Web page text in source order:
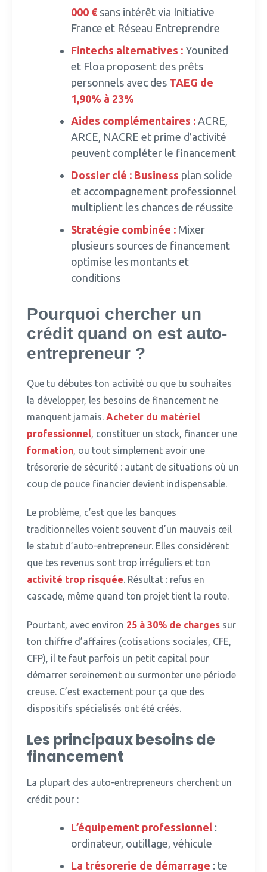
000 € sans intérêt via Initiative
France et Réseau Entreprendre
Fintechs alternatives : Younited
et Floa proposent des prêts
personnels avec des TAEG de
1,90% à 23%
Aides complémentaires : ACRE,
ARCE, NACRE et prime d’activité
peuvent compléter le financement
Dossier clé : Business plan solide
et accompagnement professionnel
multiplient les chances de réussite
Stratégie combinée : Mixer
plusieurs sources de financement
optimise les montants et
conditions
Pourquoi chercher un
crédit quand on est auto-
entrepreneur ?
Que tu débutes ton activité ou que tu souhaites
la développer, les besoins de financement ne
manquent jamais. Acheter du matériel
professionnel, constituer un stock, financer une
formation, ou tout simplement avoir une
trésorerie de sécurité : autant de situations où un
coup de pouce financier devient indispensable.
Le problème, c’est que les banques
traditionnelles voient souvent d’un mauvais œil
le statut d’auto-entrepreneur. Elles considèrent
que tes revenus sont trop irréguliers et ton
activité trop risquée. Résultat : refus en
cascade, même quand ton projet tient la route.
Pourtant, avec environ 25 à 30% de charges sur
ton chiffre d’affaires (cotisations sociales, CFE,
CFP), il te faut parfois un petit capital pour
démarrer sereinement ou surmonter une période
creuse. C’est exactement pour ça que des
dispositifs spécialisés ont été créés.
Les principaux besoins de
financement
La plupart des auto-entrepreneurs cherchent un
crédit pour :
L’équipement professionnel :
ordinateur, outillage, véhicule
La trésorerie de démarrage : te